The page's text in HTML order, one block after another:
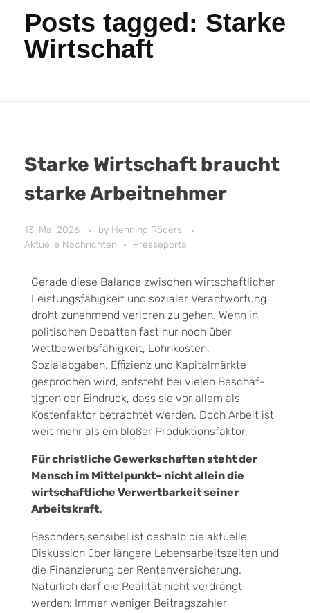
Posts tagged: Starke
Wirtschaft
Starke Wirtschaft braucht
starke Arbeitnehmer
13. Mai 2026 by Henning Röders
Aktuelle Nachrichten
Presseportal
Gerade diese Balance zwischen wirtschaftlicher
Leistungsfähigkeit und sozialer Verantwortung
droht zu­nehmend verloren zu gehen. Wenn in
politischen Debatten fast nur noch über
Wettbewerbsfähigkeit, Lohnkosten,
Sozialabgaben, Effizienz und Kapitalmärkte
gesprochen wird, entsteht bei vielen Beschäf­
tigten der Eindruck, dass sie vor allem als
Kostenfaktor betrachtet werden. Doch Arbeit ist
weit mehr als ein bloßer Produktionsfaktor.
Für christliche Gewerkschaften steht der
Mensch im Mittelpunkt– nicht allein die
wirtschaftliche Verwertbarkeit seiner
Arbeitskraft.
Besonders sensibel ist deshalb die aktuelle
Diskussion über längere Lebensarbeitszeiten und
die Finan­zierung der Rentenversicherung.
Natürlich darf die Realität nicht verdrängt
werden: Immer weniger Bei­tragszahler